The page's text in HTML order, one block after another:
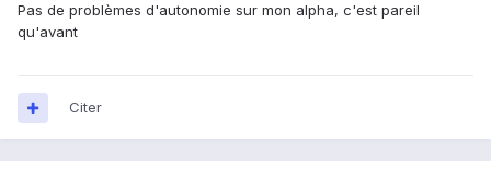
Pas de problèmes d'autonomie sur mon alpha, c'est pareil
qu'avant
Citer